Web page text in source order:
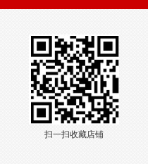
扫一扫收藏店铺